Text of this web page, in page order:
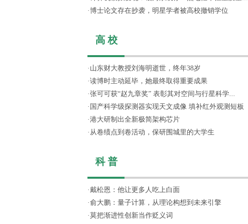
·博士论文存在抄袭，明星学者被高校撤销学位
高 校
· 山东财大教授刘海明逝世，终年38岁
·读博时主动延毕，她最终取得重要成果
·张可可获“赵九章奖” 表彰其对空间与行星科学...
· 国产科学级探测器实现天文成像 填补红外观测短板
·港大研制出全新极简架构芯片
· 从卷绩点到卷活动，保研围城里的大学生
科 普
·戴松恩：他让更多人吃上白面
·俞大鹏：量子计算，从理论构想到未来引擎
·莫把渐进性创新当作贬义词